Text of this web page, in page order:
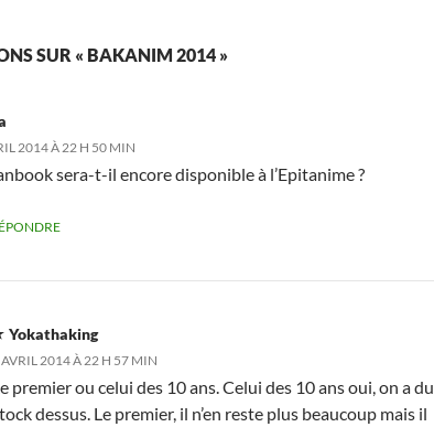
SUR « BAKANIM 2014 »
2014 À 22 H 50 MIN
sera-t-il encore disponible à l’Epitanime ?
Yokathaking
AVRIL 2014 À 22 H 57 MIN
premier ou celui des 10 ans. Celui des 10 ans oui, on a du
dessus. Le premier, il n’en reste plus beaucoup mais il